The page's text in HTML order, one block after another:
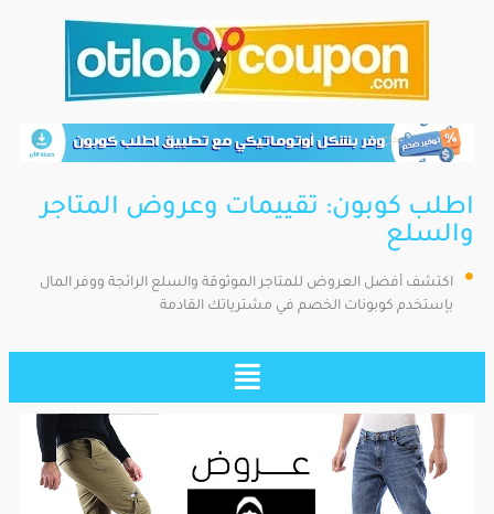
اطلب كوبون: تقييمات وعروض المتاجر
والسلع
اكتشف أفضل العروض للمتاجر الموثوقة والسلع الرائجة ووفر المال
بإستخدم كوبونات الخصم في مشترياتك القادمة